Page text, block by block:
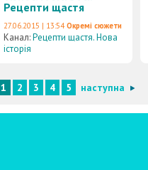
Рецепти щастя
27.06.2015 | 13:54 Окремі сюжети
Канал:Рецепти щастя. Нова
історія
1 2 3 4 5 наступна